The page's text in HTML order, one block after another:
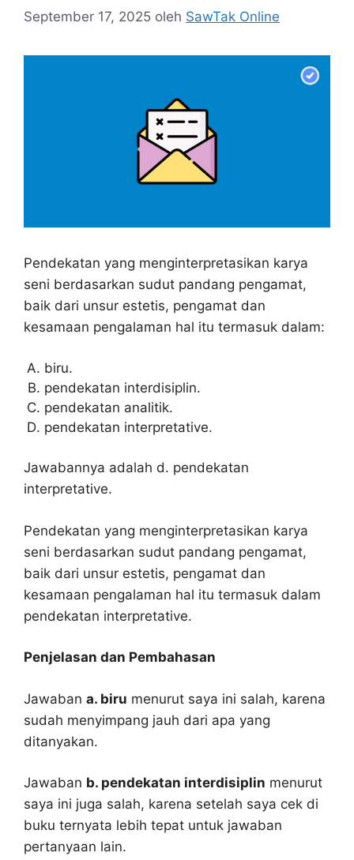
September 17, 2025 oleh SawTak Online
Pendekatan yang menginterpretasikan karya
seni berdasarkan sudut pandang pengamat,
baik dari unsur estetis, pengamat dan
kesamaan pengalaman hal itu termasuk dalam:
biru.
pendekatan interdisiplin.
pendekatan analitik.
pendekatan interpretative.
Jawabannya adalah d. pendekatan
interpretative.
Pendekatan yang menginterpretasikan karya
seni berdasarkan sudut pandang pengamat,
baik dari unsur estetis, pengamat dan
kesamaan pengalaman hal itu termasuk dalam
pendekatan interpretative.
Penjelasan dan Pembahasan
Jawaban a. biru menurut saya ini salah, karena
sudah menyimpang jauh dari apa yang
ditanyakan.
Jawaban b. pendekatan interdisiplin menurut
saya ini juga salah, karena setelah saya cek di
buku ternyata lebih tepat untuk jawaban
pertanyaan lain.